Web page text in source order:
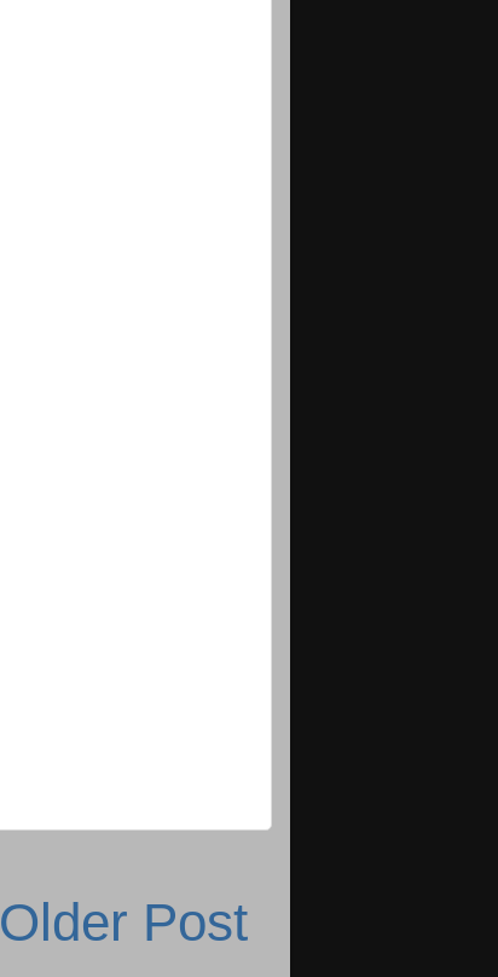
Older Post